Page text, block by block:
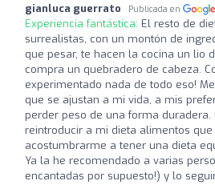
gianluca guerrato Publicada en
Experiencia fantástica: El resto de
surrealistas, con un montón de
que pesar, te hacen la cocina un lio
compra un quebradero de cabeza.
experimentado nada de todo eso!
que se ajustan a mi vida, a mis
perder peso de una forma duradera.
reintroducir a mi dieta alimentos
acostumbrarme a tener una dieta
Ya la he recomendado a varias
encantadas por supuesto!) y lo